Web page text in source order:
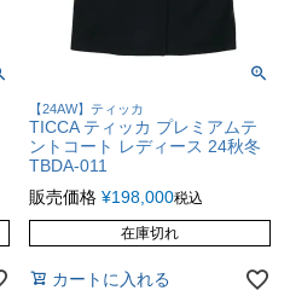
【24AW】ティッカ
TICCA ティッカ プレミアムテ
ントコート レディース 24秋冬
TBDA-011
販売価格 ¥198,000税込
在庫切れ
カートに入れる